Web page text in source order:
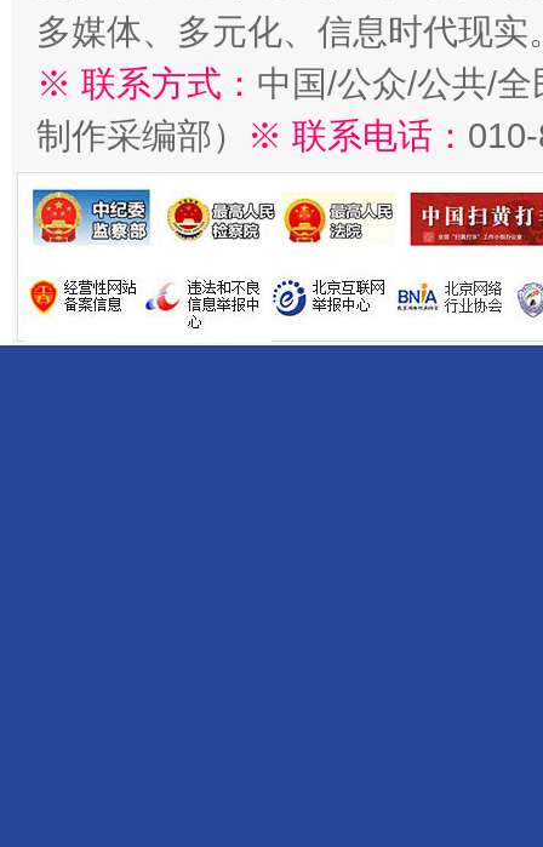
多媒体、多元化、信息时代现实
※ 联系方式： 中国/公众/公共/
制作采编部）
※ 联系电话：